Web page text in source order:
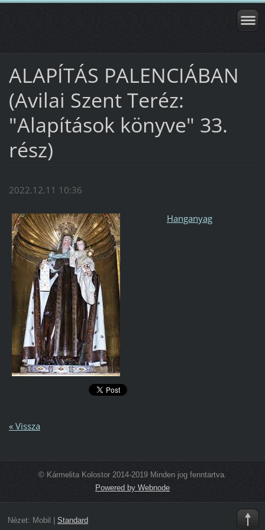
ALAPÍTÁS PALENCIÁBAN
(Avilai Szent Teréz:
"Alapítások könyve" 33.
rész)
2022.12.11 10:36
Hanganyag
« Vissza
© Kármelita Kolostor 2014-2019 Minden jog fenntartva.
Powered by Webnode
Nézet: Mobil Standard